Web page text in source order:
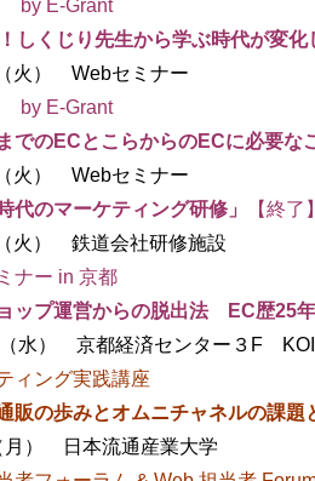
by E-Grant
しくじり先生から学ぶ時代が変
セミナー
by E-Grant
でのECとこらからのECに必要な
セミナー
代のマーケティング研修」
【終了】
道会社研修施設
ナー in 京都
ップ運営からの脱出法 EC歴25
経済センター３F
ィング実践講座
販の歩みとオムニチャネルの課題
本流通産業大学